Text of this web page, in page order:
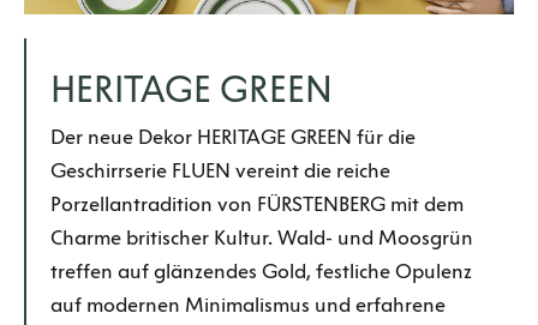
HERITAGE GREEN
Der neue Dekor HERITAGE GREEN für die
Geschirrserie FLUEN vereint die reiche
Porzellantradition von FÜRSTENBERG mit dem
Charme britischer Kultur. Wald- und Moosgrün
treffen auf glänzendes Gold, festliche Opulenz
auf modernen Minimalismus und erfahrene